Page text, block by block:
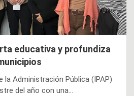
educativa y profundiza
la Administración Pública (IPAP)
del año con una…